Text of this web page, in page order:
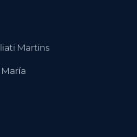
Martins